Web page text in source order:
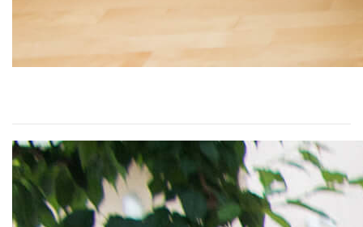
スウェーデンに学んだ、幸せな家のあり方「mjuk（ミュ
ーク）」
2021/01/29